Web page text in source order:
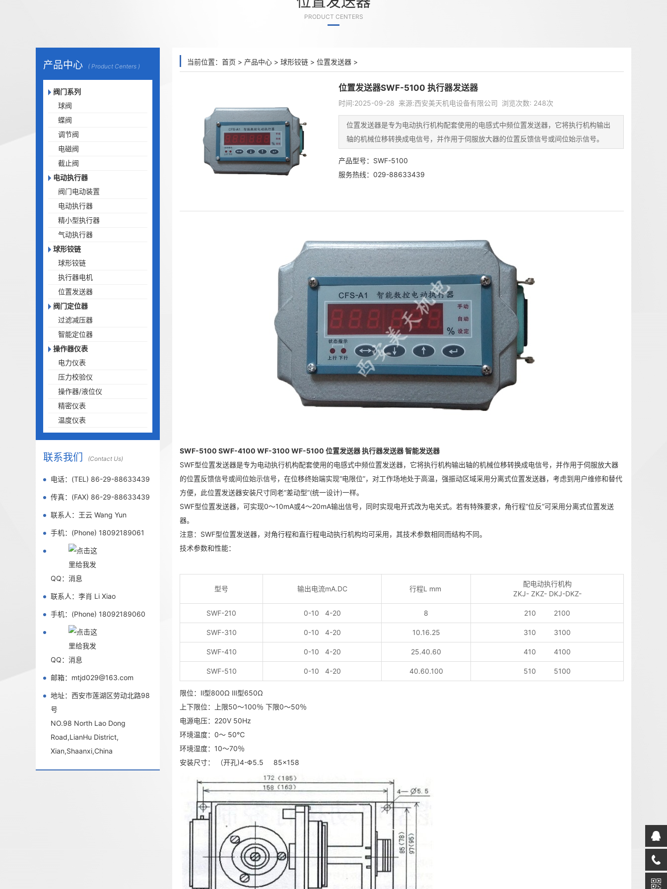
PRODUCT CENTERS
产品中心 ( Product Centers )
阀门系列
球阀
蝶阀
调节阀
电磁阀
截止阀
电动执行器
阀门电动装置
电动执行器
精小型执行器
气动执行器
球形铰链
球形铰链
执行器电机
位置发送器
阀门定位器
过滤减压器
智能定位器
操作器仪表
电力仪表
压力校验仪
操作器/液位仪
精密仪表
温度仪表
联系我们 (Contact Us)
电话：(TEL) 86-29-88633439
传真：(FAX) 86-29-88633439
联系人：王云 Wang Yun
手机：(Phone) 18092189061
QQ：
联系人：李肖 Li Xiao
手机：(Phone) 18092189060
QQ：
邮箱：mtjd029@163.com
地址：西安市莲湖区劳动北路98
号
NO.98 North Lao Dong
Road,LianHu District,
Xian,Shaanxi,China
当前位置： 首页 > 产品中心 > 球形铰链 > 位置发送器 >
位置发送器SWF-5100 执行器发送器
时间:2025-09-28 来源:西安美天机电设备有限公司 浏览次数: 248次
位置发送器是专为电动执行机构配套使用的电感式中频位置发送器，它将执行机构输出
轴的机械位移转换成电信号，并作用于伺服放大器的位置反馈信号或间位始示信号。
产品型号：SWF-5100
服务热线：029-88633439
SWF-5100 SWF-4100 WF-3100 WF-5100 位置发送器 执行器发送器 智能发送器
SWF型位置发送器是专为电动执行机构配套使用的电感式中频位置发送器，它将执行机构输出轴的机械位移转换成电信号，并作用于伺服放大器
的位置反馈信号或间位始示信号，在位移终始端实现“电限位”，对工作场地处于高温，强振动区域采用分离式位置发送器，考虑到用户维修和替代
方便，此位置发送器安装尺寸同老“差动型”(统一设计)一样。
SWF型位置发送器，可实现0～10mA或4～20mA输出信号，同时实现电开式改为电关式。若有特殊要求，角行程“位反”可采用分离式位置发送
器。
注意：SWF型位置发送器，对角行程和直行程电动执行机构均可采用，其技术参数相同而结构不同。
技术参数和性能：
型号 输出电流mA.DC 行程L mm
配电动执行机构
ZKJ- ZKZ- DKJ-DKZ-
SWF-210 0-10 4-20 8 210 2100
SWF-310 0-10 4-20 10.16.25 310 3100
SWF-410 0-10 4-20 25.40.60 410 4100
SWF-510 0-10 4-20 40.60.100 510 5100
限位：Ⅱ型800Ω Ⅲ型650Ω
上下限位：上限50～100％ 下限0～50％
电源电压：220V 50Hz
环境温度：0～ 50℃
环境湿度：10～70％
安装尺寸： （开孔)4-Φ5.5 85×158